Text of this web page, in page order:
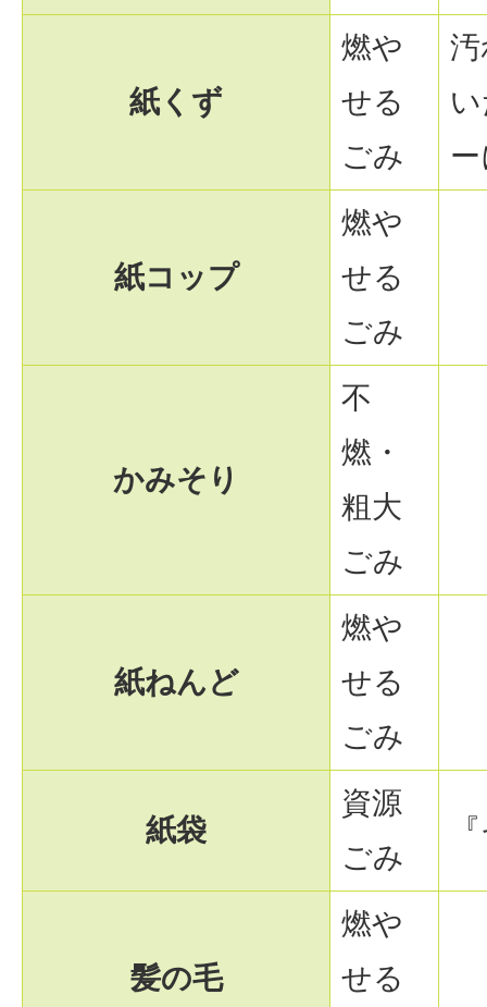
紙くず
燃や
せる
ごみ
紙コップ
燃や
せる
ごみ
かみそり
不
燃・
粗大
ごみ
紙ねんど
燃や
せる
ごみ
紙袋
資源
ごみ
髪の毛
燃や
せる